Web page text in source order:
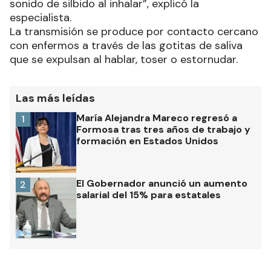
sonido de silbido al inhalar”, explicó la
especialista.
La transmisión se produce por contacto cercano
con enfermos a través de las gotitas de saliva
que se expulsan al hablar, toser o estornudar.
Las más leídas
María Alejandra Mareco regresó a
Formosa tras tres años de trabajo y
formación en Estados Unidos
1
El Gobernador anunció un aumento
salarial del 15% para estatales
2